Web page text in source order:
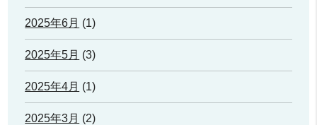
2025年6月 (1)
2025年5月 (3)
2025年4月 (1)
2025年3月 (2)